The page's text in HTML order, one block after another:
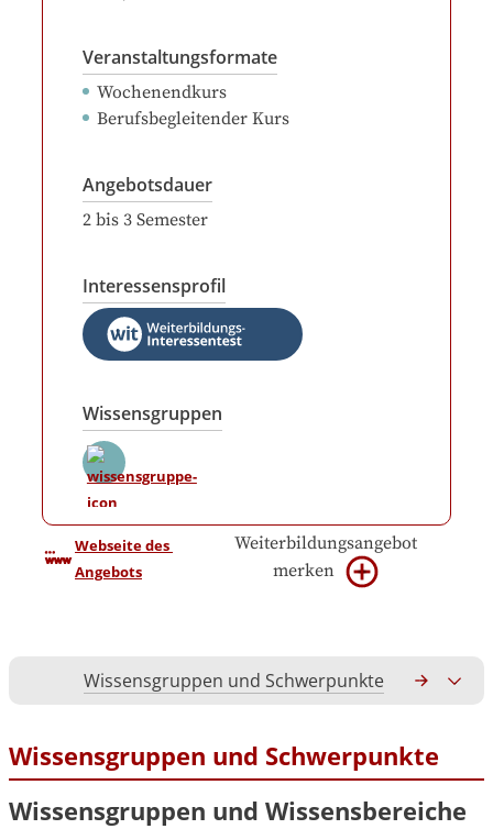
Veranstaltungsformate
Wochenendkurs
Berufsbegleitender Kurs
Angebotsdauer
2 bis 3 Semester
Interessensprofil
Wissensgruppen
Webseite des
Angebots
Weiterbildungsangebot
merken
Wissensgruppen und Schwerpunkte
Wissensgruppen und Schwerpunkte
Wissensgruppen und Wissensbereiche